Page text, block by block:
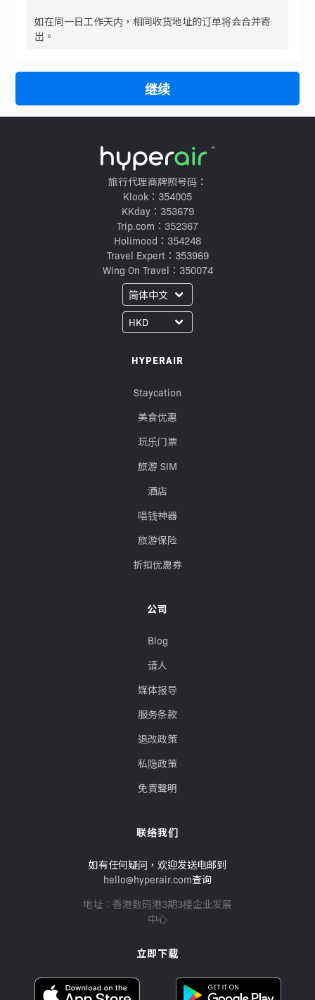
如在同一日工作天内，相同收货地址的订单将会合并寄
岀。
继续
旅行代理商牌照号码：
Klook：354005
KKday：353679
Trip.com：352367
Holimood：354248
Travel Expert：353969
Wing On Travel：350074
HYPERAIR
Staycation
美食优惠
玩乐门票
旅游 SIM
酒店
唱钱神器
旅游保险
折扣优惠券
公司
Blog
请人
媒体报导
服务条款
退改政策
私隐政策
免責聲明
联络我们
如有任何疑问，欢迎发送电邮到
hello@hyperair.com查询
地址：香港数码港3期3楼企业发展
中心
立即下载